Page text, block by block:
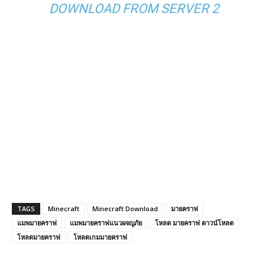
DOWNLOAD FROM SERVER 2
TAGS Minecraft Minecraft Download
มายคราฟ
แมพมายคราฟ
แมพมายคราฟแนวผจญภัย
โหลด มายคราฟ ดาวน์โหลด
โหลดมายคราฟ
โหลดเกมมายคราฟ